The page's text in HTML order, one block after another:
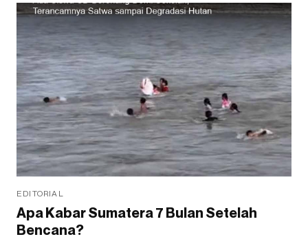
EDITORIAL
Apa Kabar Sumatera 7 Bulan Setelah
Bencana?